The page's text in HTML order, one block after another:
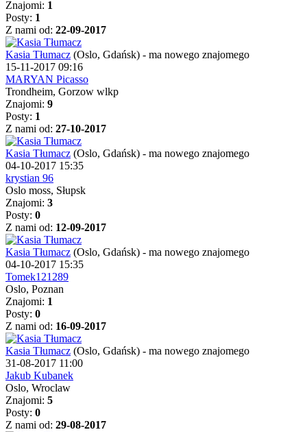
Znajomi: 1
Posty: 1
Z nami od: 22-09-2017
Kasia Tłumacz (Oslo, Gdańsk) - ma nowego znajomego
15-11-2017 09:16
MARYAN Picasso
Trondheim, Gorzow wlkp
Znajomi: 9
Posty: 1
Z nami od: 27-10-2017
Kasia Tłumacz (Oslo, Gdańsk) - ma nowego znajomego
04-10-2017 15:35
krystian 96
Oslo moss, Słupsk
Znajomi: 3
Posty: 0
Z nami od: 12-09-2017
Kasia Tłumacz (Oslo, Gdańsk) - ma nowego znajomego
04-10-2017 15:35
Tomek121289
Oslo, Poznan
Znajomi: 1
Posty: 0
Z nami od: 16-09-2017
Kasia Tłumacz (Oslo, Gdańsk) - ma nowego znajomego
31-08-2017 11:00
Jakub Kubanek
Oslo, Wroclaw
Znajomi: 5
Posty: 0
Z nami od: 29-08-2017